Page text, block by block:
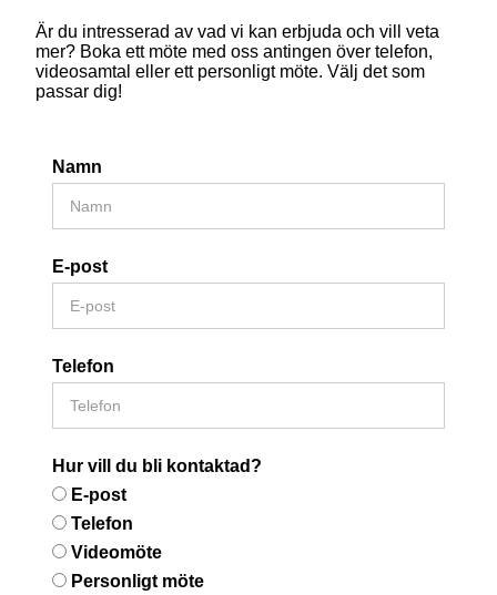
Är du intresserad av vad vi kan erbjuda och vill veta
mer? Boka ett möte med oss antingen över telefon,
videosamtal eller ett personligt möte. Välj det som
passar dig!
Namn
E-post
Telefon
Hur vill du bli kontaktad?
E-post
Telefon
Videomöte
Personligt möte